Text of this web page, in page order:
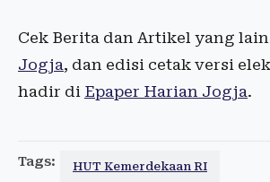
Cek Berita dan Artikel yang
Jogja, dan edisi cetak versi
hadir di Epaper Harian Jogja.
Tags: HUT Kemerdekaan RI